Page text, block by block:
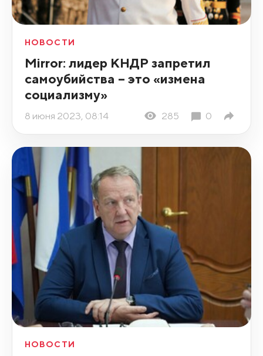
НОВОСТИ
Mirror: лидер КНДР запретил
самоубийства – это «измена
социализму»
8 июня 2023, 08:14 285 0
НОВОСТИ